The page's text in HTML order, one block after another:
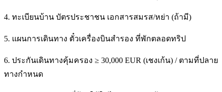
4. ทะเบียนบ้าน บัตรประชาชน เอกสารสมรส/หย่า (ถ้ามี)
5. แผนการเดินทาง ตั๋วเครื่องบินสำรอง ที่พักตลอดทริป
6. ประกันเดินทางคุ้มครอง ≥ 30,000 EUR (เชงเก้น) / ตามที่ปลาย
ทางกำหนด